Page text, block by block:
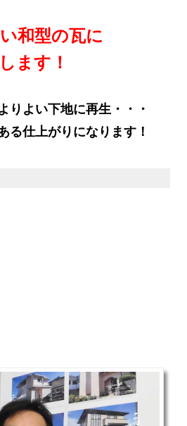
和型の瓦に
す！
りよい下地に再生・・・
る仕上がりになります！